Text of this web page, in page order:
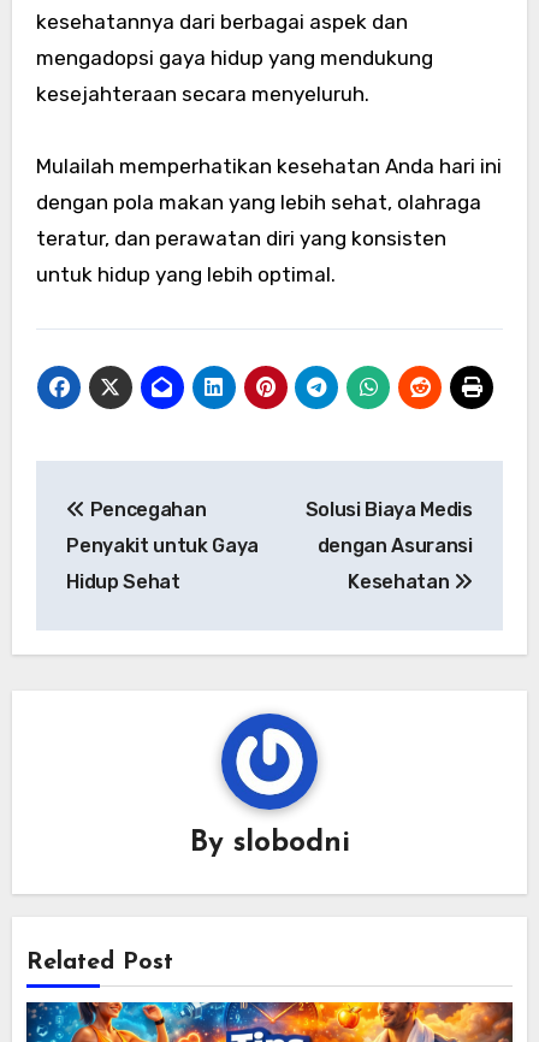
kesehatannya dari berbagai aspek dan
mengadopsi gaya hidup yang mendukung
kesejahteraan secara menyeluruh.
Mulailah memperhatikan kesehatan Anda hari ini
dengan pola makan yang lebih sehat, olahraga
teratur, dan perawatan diri yang konsisten
untuk hidup yang lebih optimal.
pos
Pencegahan
Penyakit untuk Gaya
Hidup Sehat
Solusi Biaya Medis
dengan Asuransi
Kesehatan
By slobodni
Related Post